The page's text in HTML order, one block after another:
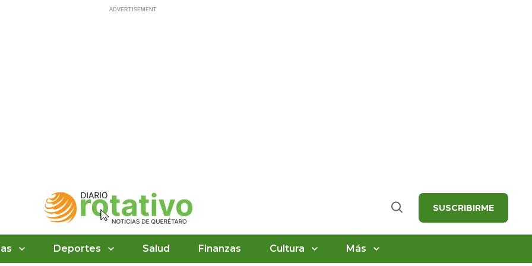
Buscar SUSCRIBIRME
Deportes Salud Finanzas Cultura Más